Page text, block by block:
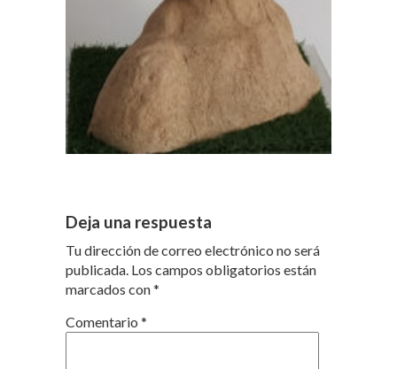
Deja una respuesta
Tu dirección de correo electrónico no será
publicada. Los campos obligatorios están
marcados con*
Comentario *